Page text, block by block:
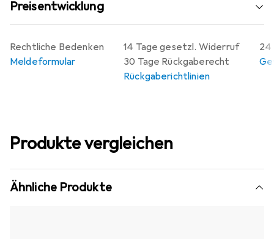
Preisentwicklung
14 Tage gesetzl. Widerruf
30 Tage Rückgaberecht
Rückgaberichtlinien
24
Rechtliche Bedenken
Meldeformular
Produkte vergleichen
Ähnliche Produkte